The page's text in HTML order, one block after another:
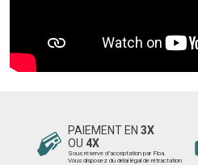
PAIEMENT EN 3X
OU 4X
Sous réserve d’acceptation par Floa.
Vous disposez du délai légal de rétractation